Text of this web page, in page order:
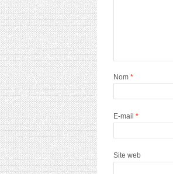
Nom *
E-mail *
Site web